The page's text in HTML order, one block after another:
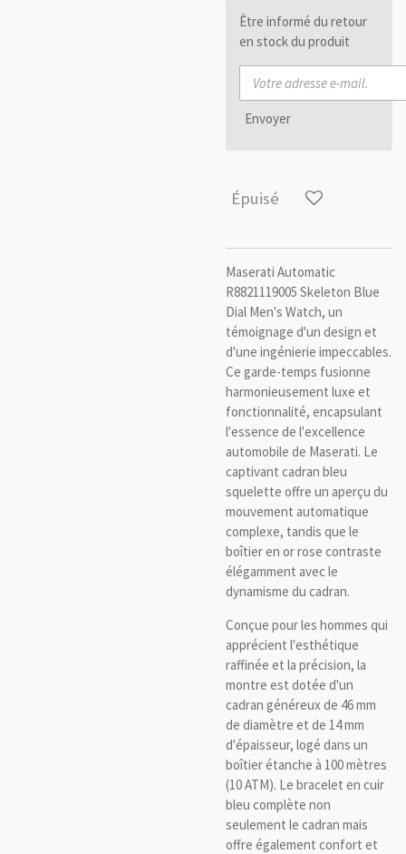
Être informé du retour
en stock du produit
Envoyer
Épuisé
Maserati Automatic
R8821119005 Skeleton Blue
Dial Men's Watch, un
témoignage d'un design et
d'une ingénierie impeccables.
Ce garde-temps fusionne
harmonieusement luxe et
fonctionnalité, encapsulant
l'essence de l'excellence
automobile de Maserati. Le
captivant cadran bleu
squelette offre un aperçu du
mouvement automatique
complexe, tandis que le
boîtier en or rose contraste
élégamment avec le
dynamisme du cadran.
Conçue pour les hommes qui
apprécient l'esthétique
raffinée et la précision, la
montre est dotée d'un
cadran généreux de 46 mm
de diamètre et de 14 mm
d'épaisseur, logé dans un
boîtier étanche à 100 mètres
(10 ATM). Le bracelet en cuir
bleu complète non
seulement le cadran mais
offre également confort et